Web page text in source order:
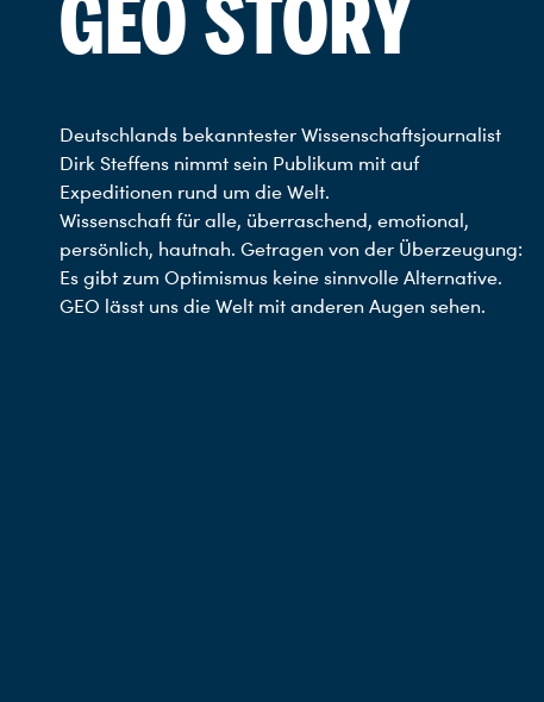
GEO STORY
Deutschlands bekanntester Wissenschaftsjournalist
Dirk Steffens nimmt sein Publikum mit auf
Expeditionen rund um die Welt.
Wissenschaft für alle, überraschend, emotional,
persönlich, hautnah. Getragen von der Überzeugung:
Es gibt zum Optimismus keine sinnvolle Alternative.
GEO lässt uns die Welt mit anderen Augen sehen.